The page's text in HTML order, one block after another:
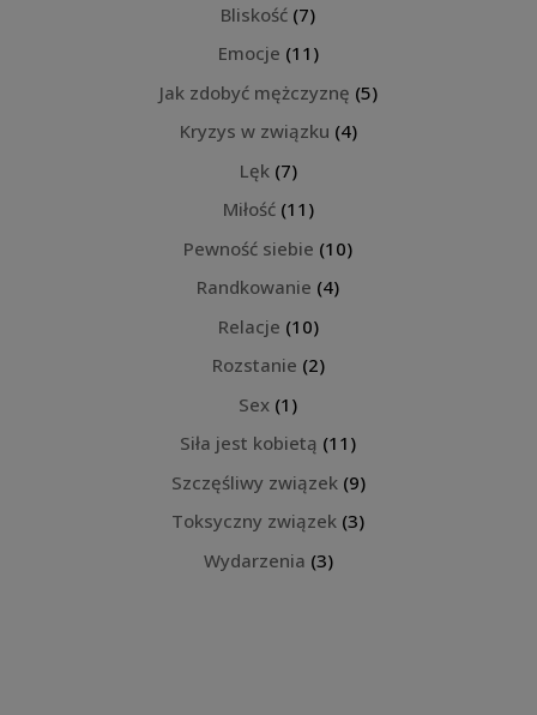
Bliskość (7)
Emocje (11)
Jak zdobyć mężczyznę (5)
Kryzys w związku (4)
Lęk (7)
Miłość(11)
Pewność siebie (10)
Randkowanie (4)
Relacje (10)
Rozstanie (2)
Sex (1)
Siła jest kobietą (11)
Szczęśliwy związek (9)
Toksyczny związek (3)
Wydarzenia (3)